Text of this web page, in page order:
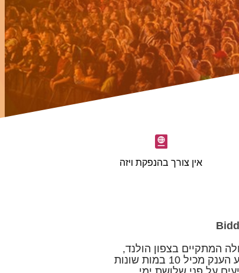
אין צורך בהנפקת ויזה
המתקיים בצפון הולנד,
כ-70 ק"מ מהעיר אמסטרדם. האירוע הענק מכיל 10 במות שונות